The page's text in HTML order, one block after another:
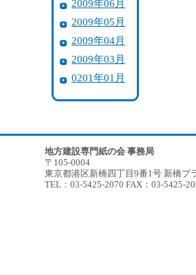
2009年06月
2009年05月
2009年04月
2009年03月
0201年01月
地方建設専門紙の会 事務局
〒105-0004
東京都港区新橋四丁目9番1号 新橋プ
TEL：03-5425-2070 FAX：03-5425-